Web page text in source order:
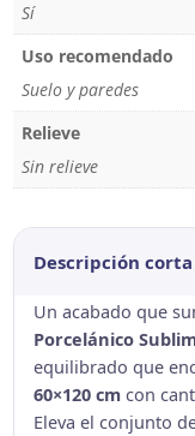
Sí
Uso recomendado
Suelo y paredes
Relieve
Sin relieve
Descripción
Un acabado que
Porcelánico
equilibrado que
60×120 cm con
Eleva el conjunto